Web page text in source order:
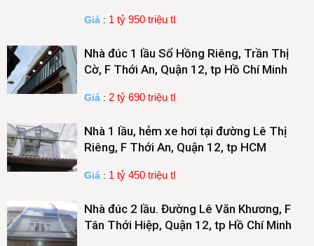
Giá : 1 tỷ 950 triệu tl
Nhà đúc 1 lầu Sổ Hồng Riêng, Trần Thị
Cờ, F Thới An, Quận 12, tp Hồ Chí Minh
Giá : 2 tỷ 690 triệu tl
Nhà 1 lầu, hẻm xe hơi tại đường Lê Thị
Riêng, F Thới An, Quận 12, tp HCM
Giá : 1 tỷ 450 triệu tl
Nhà đúc 2 lầu. Đường Lê Văn Khương, F
Tân Thới Hiệp, Quận 12, tp Hồ Chí Minh